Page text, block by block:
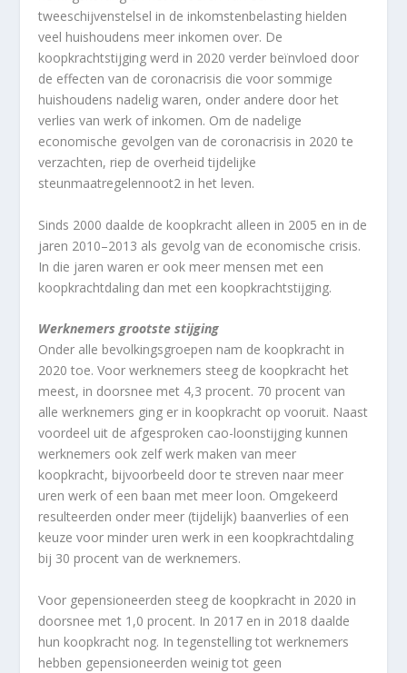
tweeschijvenstelsel in de inkomstenbelasting hielden
veel huishoudens meer inkomen over. De
koopkrachtstijging werd in 2020 verder beïnvloed door
de effecten van de coronacrisis die voor sommige
huishoudens nadelig waren, onder andere door het
verlies van werk of inkomen. Om de nadelige
economische gevolgen van de coronacrisis in 2020 te
verzachten, riep de overheid tijdelijke
steunmaatregelennoot2 in het leven.
Sinds 2000 daalde de koopkracht alleen in 2005 en in de
jaren 2010–2013 als gevolg van de economische crisis.
In die jaren waren er ook meer mensen met een
koopkrachtdaling dan met een koopkrachtstijging.
Werknemers grootste stijging
Onder alle bevolkingsgroepen nam de koopkracht in
2020 toe. Voor werknemers steeg de koopkracht het
meest, in doorsnee met 4,3 procent. 70 procent van
alle werknemers ging er in koopkracht op vooruit. Naast
voordeel uit de afgesproken cao-loonstijging kunnen
werknemers ook zelf werk maken van meer
koopkracht, bijvoorbeeld door te streven naar meer
uren werk of een baan met meer loon. Omgekeerd
resulteerden onder meer (tijdelijk) baanverlies of een
keuze voor minder uren werk in een koopkrachtdaling
bij 30 procent van de werknemers.
Voor gepensioneerden steeg de koopkracht in 2020 in
doorsnee met 1,0 procent. In 2017 en in 2018 daalde
hun koopkracht nog. In tegenstelling tot werknemers
hebben gepensioneerden weinig tot geen